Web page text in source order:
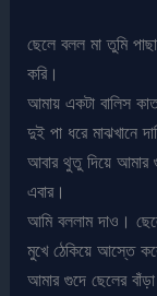
ছেলে বলল মা তুমি
করি।
আমায় একটা বালিস
দুই পা ধরে মাঝখানে
আবার থুতু দিয়ে আমার
এবার।
আমি বললাম দাও।
মুখে ঠেকিয়ে আস্তে
আমার গুদে ছেলের